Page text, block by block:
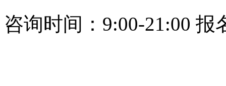
咨询时间：9:00-21:00 报